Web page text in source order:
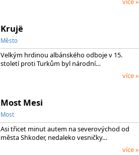
Krujë
Město
Velkým hrdinou albánského odboje v 15.
století proti Turkům byl národní…
více »
Most Mesi
Most
Asi třicet minut autem na severovýchod od
města Shkoder, nedaleko vesničky…
více »